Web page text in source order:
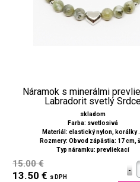
Náramok s minerálmi
Labradorit svetlý
skladom
Farba: svetlosivá
Materiál: elastický nylon, korálky
Rozmery: Obvod zápästia: 17 cm,
Typ náramku: prevliekací
15.00 €
13.50 € s DPH